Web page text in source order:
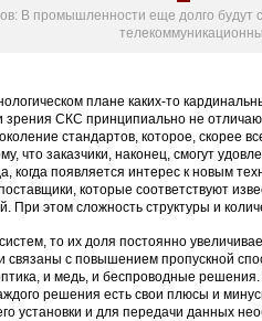
В промышленности еще долго будут
плане каких-то
зрения СКС принципиально не
стандартов, которое, скорее
что заказчики, наконец, смогут
когда появляется интерес к новым
которые соответствуют
При этом сложность структуры и
то их доля постоянно
связаны с повышением пропускной
и медь, и беспроводные
решения есть свои плюсы и
установки и для передачи данных